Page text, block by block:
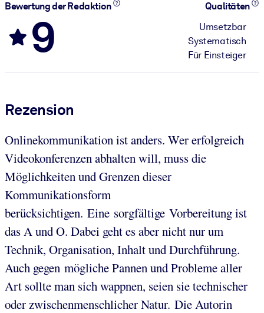
Bewertung der Redaktion
9
Qualitäten
Umsetzbar
Systematisch
Für Einsteiger
Rezension
Onlinekommunikation ist anders. Wer erfolgreich
Videokonferenzen abhalten will, muss die
Möglichkeiten und Grenzen dieser
Kommunikationsform
berücksichtigen. Eine sorgfältige Vorbereitung ist
das A und O. Dabei geht es aber nicht nur um
Technik, Organisation, Inhalt und Durchführung.
Auch gegen mögliche Pannen und Probleme aller
Art sollte man sich wappnen, seien sie technischer
oder zwischenmenschlicher Natur. Die Autorin